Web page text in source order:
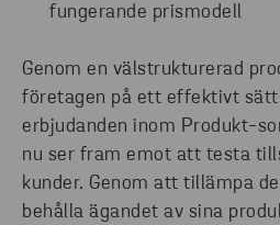
fungerande prismodell
Genom en välstrukturerad
företagen på ett effektivt
erbjudanden inom Produkt-
nu ser fram emot att testa
kunder. Genom att tillämpa
behålla ägandet av sina